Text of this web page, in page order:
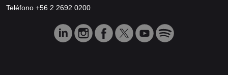
Teléfono +56 2 2692 0200